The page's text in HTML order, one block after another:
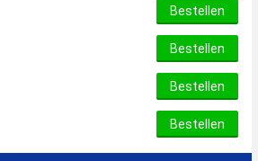
Bestellen
Bestellen
Bestellen
Bestellen